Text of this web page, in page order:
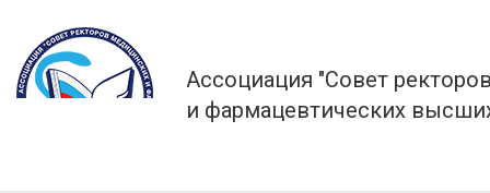
Ассоциация "Совет
и фармацевтических